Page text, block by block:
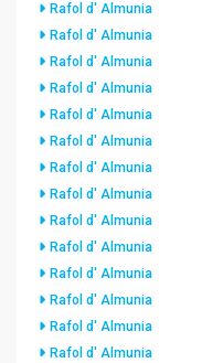
Rafol d' Almunia
Rafol d' Almunia
Rafol d' Almunia
Rafol d' Almunia
Rafol d' Almunia
Rafol d' Almunia
Rafol d' Almunia
Rafol d' Almunia
Rafol d' Almunia
Rafol d' Almunia
Rafol d' Almunia
Rafol d' Almunia
Rafol d' Almunia
Rafol d' Almunia